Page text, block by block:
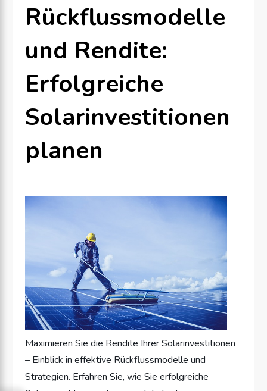
Rückflussmodelle
und Rendite:
Erfolgreiche
Solarinvestitionen
planen
Maximieren Sie die Rendite Ihrer Solarinvestitionen
– Einblick in effektive Rückflussmodelle und
Strategien. Erfahren Sie, wie Sie erfolgreiche